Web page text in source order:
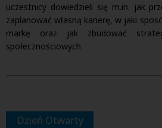
uczestnicy dowiedzieli się m.in. jak
zaplanować własną karierę, w jaki
markę oraz jak zbudować
społecznościowych
Dzień Otwarty